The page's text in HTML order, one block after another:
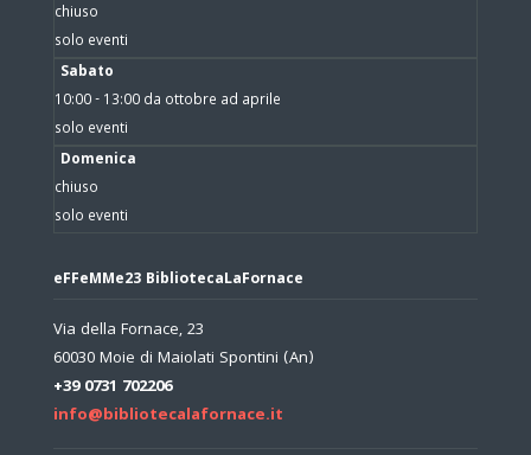
chiuso
solo eventi
Sabato
10:00 - 13:00 da ottobre ad aprile
solo eventi
Domenica
chiuso
solo eventi
eFFeMMe23 BibliotecaLaFornace
Via della Fornace, 23
60030 Moie di Maiolati Spontini (An)
+39 0731 702206
info@bibliotecalafornace.it